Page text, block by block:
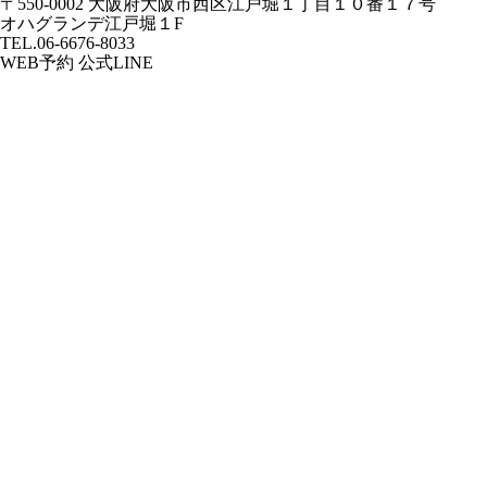
オハグランデ江戸堀１F
TEL.06-6676-8033
WEB予約 公式LINE